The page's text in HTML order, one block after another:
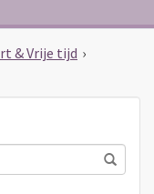
& Vrije tijd ›